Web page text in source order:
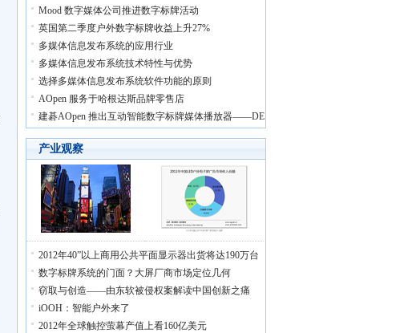
Mood 数字媒体公司推进数字标牌活动
英国第二季度户外数字标牌收益上升27%
多媒体信息发布系统的应用行业
多媒体信息发布系统技术特性与优势
选择多媒体信息发布系统软件功能的原则
AOpen 服务于哈根达斯品牌零售店
建碁AOpen 推出互动智能数字标牌媒体播放器——DE
产业观察
2012年40”以上商用公共平面显示器出货将达190万台
数字标牌系统的门面？大屏厂商市场定位几何
窃取与创造——由东软被侵权案解读中国创新之痛
iOOH：智能户外来了
2012年全球触控萤幕产值上看160亿美元